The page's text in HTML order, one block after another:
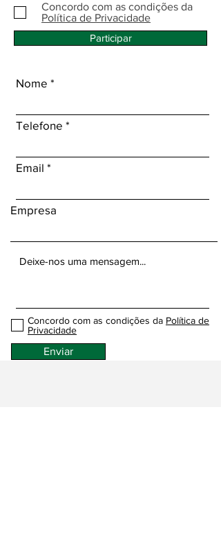
Concordo com as condições da
Política de Privacidade
Participar
Nome
Telefone
Email
Empresa
Concordo com as condições da Política de
Privacidade
Enviar